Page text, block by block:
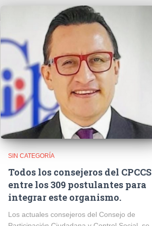
SIN CATEGORÍA
Todos los consejeros del CPCCS
entre los 309 postulantes para
integrar este organismo.
Los actuales consejeros del Consejo de